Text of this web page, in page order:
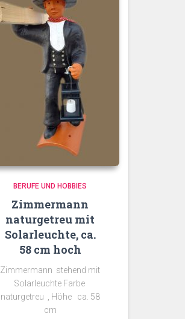
BERUFE UND HOBBIES
Zimmermann
naturgetreu mit
Solarleuchte, ca.
58 cm hoch
Zimmermann stehend mit
Solarleuchte Farbe
naturgetreu , Höhe ca. 58
cm